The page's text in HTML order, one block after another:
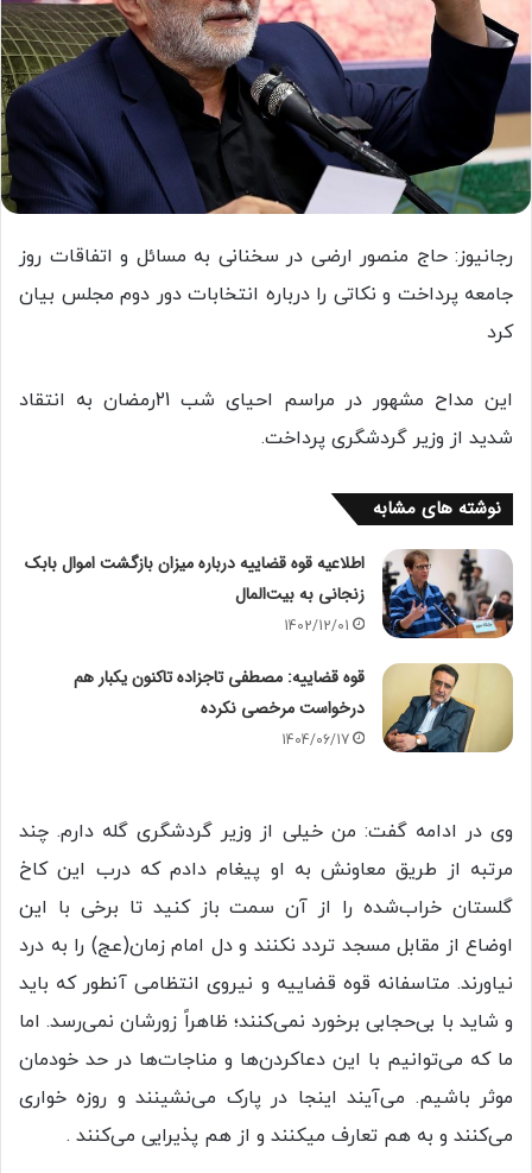
رجانیوز: حاج منصور ارضی در سخنانی به مسائل و اتفاقات روز
جامعه پرداخت و نکاتی را درباره انتخابات دور دوم مجلس بیان
کرد
این مداح مشهور در مراسم احیای شب 21رمضان به انتقاد
شدید از وزیر گردشگری پرداخت.
نوشته های مشابه
اطلاعیه قوه قضاییه درباره میزان بازگشت اموال بابک
زنجانی به بیت‌المال
1402/12/01
قوه قضاییه: مصطفی تاجزاده تاکنون یکبار هم
درخواست مرخصی نکرده
1404/06/17
وی در ادامه گفت: من خیلی از وزیر گردشگری گله دارم. چند
مرتبه از طریق معاونش به او پیغام دادم که درب این کاخ
گلستان خراب‌شده را از آن سمت باز کنید تا برخی با این
اوضاع از مقابل مسجد تردد نکنند و دل امام زمان(عج) را به درد
نیاورند. متاسفانه قوه قضاییه و نیروی انتظامی آنطور که باید
و شاید با بی‌حجابی برخورد نمی‌کنند؛ ظاهراً زورشان نمی‌رسد. اما
ما که می‌توانیم با این دعاکردن‌ها و مناجات‌ها در حد خودمان
موثر باشیم. می‌آیند اینجا در پارک می‌نشینند و روزه خواری
می‌کنند و به هم تعارف میکنند و از هم پذیرایی می‌کنند .